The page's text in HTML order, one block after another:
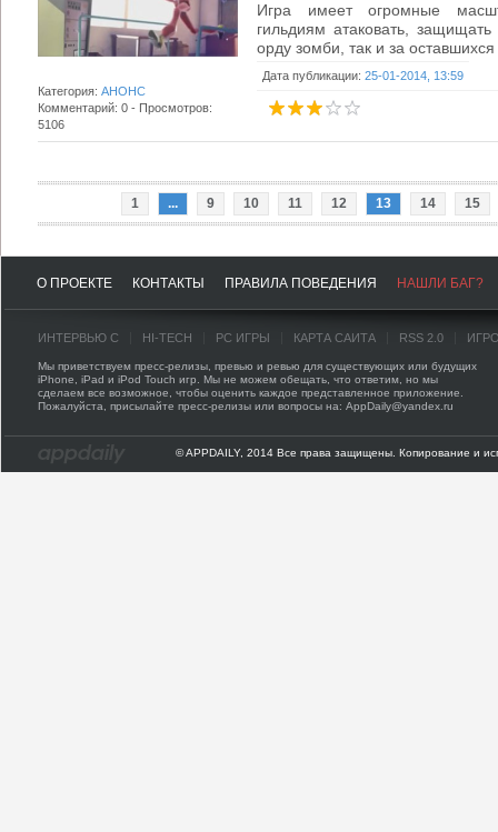
Игра имеет огромные
гильдиям атаковать,
орду зомби, так и за
Дата публикации: 25-01-2014, 13:59
Категория: АНОНС
Комментарий: 0 - Просмотров:
5106
1 ... 9 10 11 12 13 14 15
О ПРОЕКТЕ КОНТАКТЫ ПРАВИЛА ПОВЕДЕНИЯ НАШЛИ БАГ?
ИНТЕРВЬЮ С HI-TECH PC ИГРЫ КАРТА САЙТА RSS 2.0
Мы приветствуем пресс-релизы, превью и ревью для существующих или будущих
iPhone, iPad и iPod Touch игр. Мы не можем обещать, что ответим, но мы
сделаем все возможное, чтобы оценить каждое представленное приложение.
Пожалуйста, присылайте пресс-релизы или вопросы на: AppDaily@yandex.ru
© APPDAILY, 2014 Все права защищены. Копирование и